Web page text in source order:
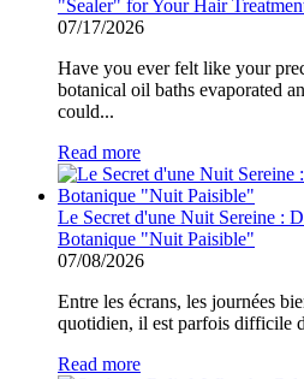
"Sealer" for Your Hair
07/17/2026
Have you ever felt like your
botanical oil baths evaporated
could...
Read more
Le Secret d'une Nuit Sereine :
Botanique "Nuit Paisible"
07/08/2026
Entre les écrans, les journées
quotidien, il est parfois difficile
Read more